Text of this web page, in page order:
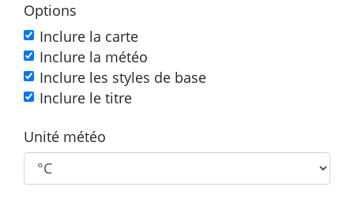
Options
Inclure la carte
Inclure la météo
Inclure les styles de base
Inclure le titre
Unité météo